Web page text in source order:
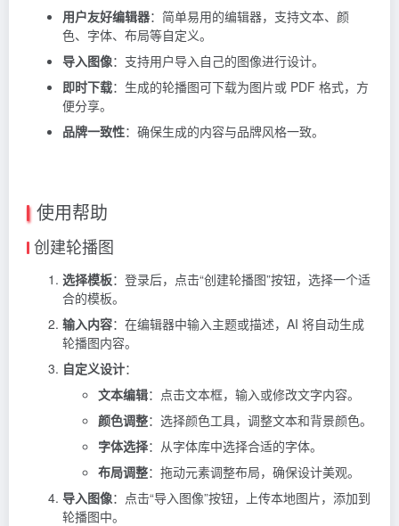
用户友好编辑器：简单易用的编辑器，支持文本、颜
色、字体、布局等自定义。
导入图像：支持用户导入自己的图像进行设计。
即时下载：生成的轮播图可下载为图片或 PDF 格式，方
便分享。
品牌一致性：确保生成的内容与品牌风格一致。
使用帮助
创建轮播图
选择模板：登录后，点击“创建轮播图”按钮，选择一个适
合的模板。
输入内容：在编辑器中输入主题或描述，AI 将自动生成
轮播图内容。
自定义设计：
文本编辑：点击文本框，输入或修改文字内容。
颜色调整：选择颜色工具，调整文本和背景颜色。
字体选择：从字体库中选择合适的字体。
布局调整：拖动元素调整布局，确保设计美观。
导入图像：点击“导入图像”按钮，上传本地图片，添加到
轮播图中。